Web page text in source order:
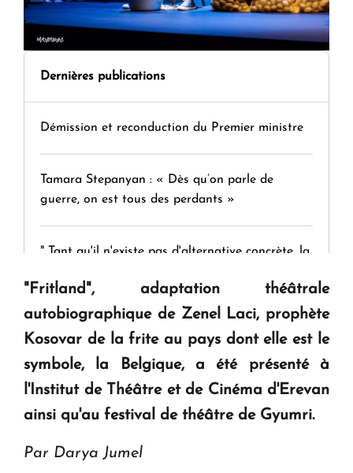
Dernières publications
Démission et reconduction du Premier ministre
Tamara Stepanyan : « Dès qu’on parle de
guerre, on est tous des perdants »
" Tant qu'il n'existe pas d'alternative concrète, la
KASA : 30 ans d'audace, de résilience et d'avenir
en Arménie
Le premier hôtel Hyatt Regency d'Arménie
ouvrira ses portes à Dilijan
"Fritland", adaptation théâtrale
autobiographique de Zenel Laci, prophète
Kosovar de la frite au pays dont elle est le
symbole, la Belgique, a été présenté à
l'Institut de Théâtre et de Cinéma d'Erevan
ainsi qu'au festival de théâtre de Gyumri.
Par Darya Jumel